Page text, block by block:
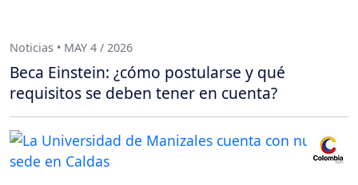
Noticias • MAY 4 / 2026
Beca Einstein: ¿cómo postularse y qué
requisitos se deben tener en cuenta?